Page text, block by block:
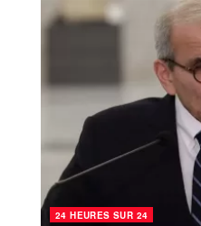
24 HEURES SUR 24